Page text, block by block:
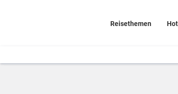
Reisethemen